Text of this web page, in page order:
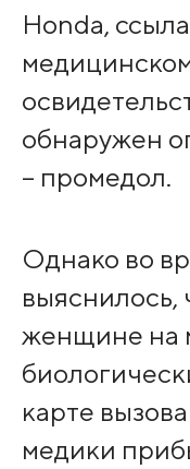
Honda,
обнаружен
– промедол.
Однако во
выяснилось,
женщине на
карте
медики